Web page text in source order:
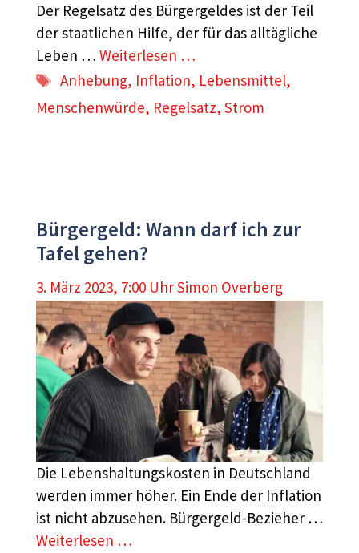
Der Regelsatz des Bürgergeldes ist der Teil
der staatlichen Hilfe, der für das alltägliche
Leben … Weiterlesen …
Schlagwörter
Anhebung, Inflation, Lebensmittel,
Menschenwürde, Regelsatz, Strom
Bürgergeld: Wann darf ich zur
Tafel gehen?
3. März 2023, 7:00 UhrSimon Overberg
Die Lebenshaltungskosten in Deutschland
werden immer höher. Ein Ende der Inflation
ist nicht abzusehen. Bürgergeld-Bezieher …
Weiterlesen …